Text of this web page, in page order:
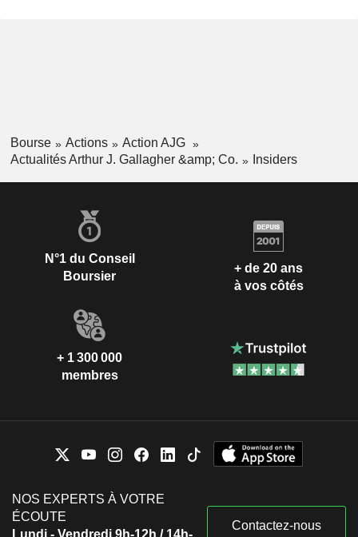
Bourse Actions
Action AJG
Actualités Arthur J. Gallagher &amp; Co.
Insiders
N°1 du Conseil
Boursier
+ de 20 ans
à vos côtés
+ 1 300 000
membres
NOS EXPERTS À VOTRE
ÉCOUTE
Lundi - Vendredi 9h-12h / 14h-
Contactez-nous